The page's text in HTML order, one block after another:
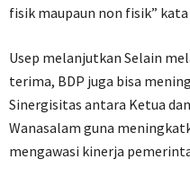
fisik maupaun non fisik” kata
Usep melanjutkan Selain
terima, BDP juga bisa
Sinergisitas antara Ketua
Wanasalam guna
mengawasi kinerja